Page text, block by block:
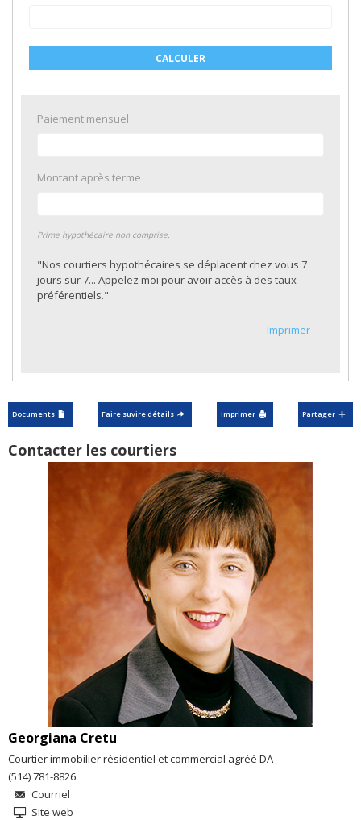
CALCULER
Paiement mensuel
Montant après terme
Prime hypothécaire non comprise.
"Nos courtiers hypothécaires se déplacent chez vous 7
jours sur 7... Appelez moi pour avoir accès à des taux
préférentiels."
Imprimer
Documents Faire suvire détails Imprimer Partager
Contacter les courtiers
Georgiana Cretu
Courtier immobilier résidentiel et commercial agréé DA
(514) 781-8826
Courriel
Site web